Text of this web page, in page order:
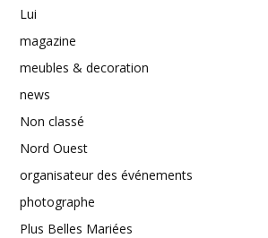
Lui
magazine
meubles & decoration
news
Non classé
Nord Ouest
organisateur des événements
photographe
Plus Belles Mariées